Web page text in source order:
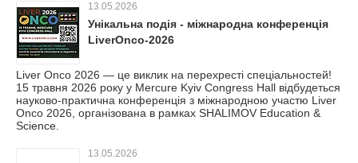
13.05.2026
Унікальна подія - міжнародна конференція
LiverOnco-2026
Liver Onco 2026 — це виклик на перехресті спеціальностей!
15 травня 2026 року у Mercure Kyiv Congress Hall відбудеться
науково-практична конференція з міжнародною участю Liver
Onco 2026, організована в рамках SHALIMOV Education &
Science.
13.05.2026